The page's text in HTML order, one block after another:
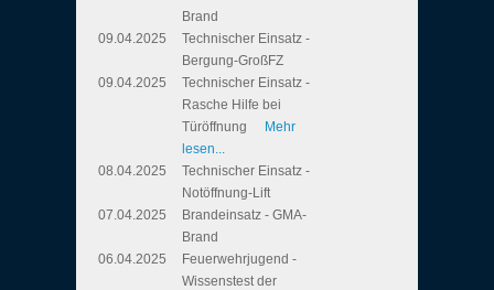
Brand
09.04.2025
Technischer Einsatz -
Bergung-GroßFZ
09.04.2025
Technischer Einsatz -
Rasche Hilfe bei
Türöffnung
Mehr
lesen...
08.04.2025
Technischer Einsatz -
Notöffnung-Lift
07.04.2025
Brandeinsatz - GMA-
Brand
06.04.2025
Feuerwehrjugend -
Wissenstest der